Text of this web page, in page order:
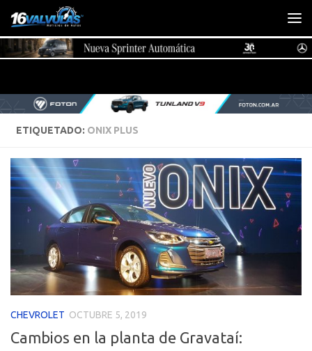
Saltar al contenido
ETIQUETADO: ONIX PLUS
CHEVROLET OCTUBRE 5, 2019
Cambios en la planta de Gravataí: